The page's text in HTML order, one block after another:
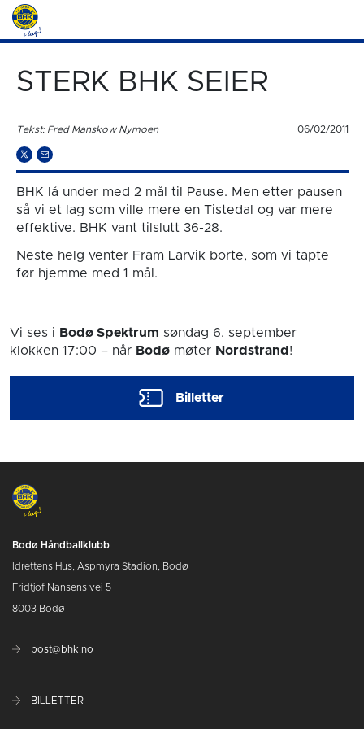
STERK BHK SEIER
Tekst: Fred Manskow Nymoen 06/02/2011
BHK lå under med 2 mål til Pause. Men etter pausen
så vi et lag som ville mere en Tistedal og var mere
effektive. BHK vant tilslutt 36-28.
Neste helg venter Fram Larvik borte, som vi tapte
før hjemme med 1 mål.
Vi ses i Bodø Spektrum søndag 6. september
klokken 17:00 – når Bodø møter Nordstrand !
Billetter
Bodø Håndballklubb
Idrettens Hus, Aspmyra Stadion, Bodø
Fridtjof Nansens vei 5
8003 Bodø
post@bhk.no
BILLETTER